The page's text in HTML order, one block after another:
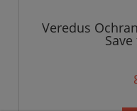
Veredus